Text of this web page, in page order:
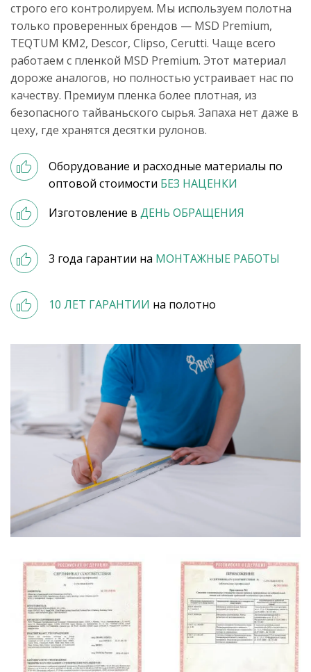
строго его контролируем. Мы используем полотна
только проверенных брендов — MSD Premium,
TEQTUM KM2, Descor, Clipso, Cerutti. Чаще всего
работаем с пленкой MSD Premium. Этот материал
дороже аналогов, но полностью устраивает нас по
качеству. Премиум пленка более плотная, из
безопасного тайваньского сырья. Запаха нет даже в
цеху, где хранятся десятки рулонов.
Оборудование и расходные материалы по
оптовой стоимости БЕЗ НАЦЕНКИ
Изготовление в ДЕНЬ ОБРАЩЕНИЯ
3 года гарантии на МОНТАЖНЫЕ РАБОТЫ
10 ЛЕТ ГАРАНТИИ на полотно